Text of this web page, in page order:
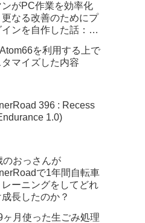
ンがPC作業を効率化
更なる改善のためにプ
ンを自作した話：
を利用する上で
タマイズした内容
396 : Recess
1.0)
のおっさんが
で1年間自転車
ーニングをしてどれ
長したのか？
ヶ月使った生ごみ処理